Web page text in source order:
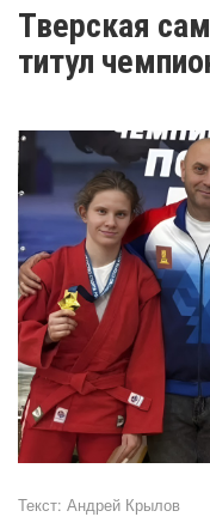
Тверская
титул
Текст: Андрей Крылов